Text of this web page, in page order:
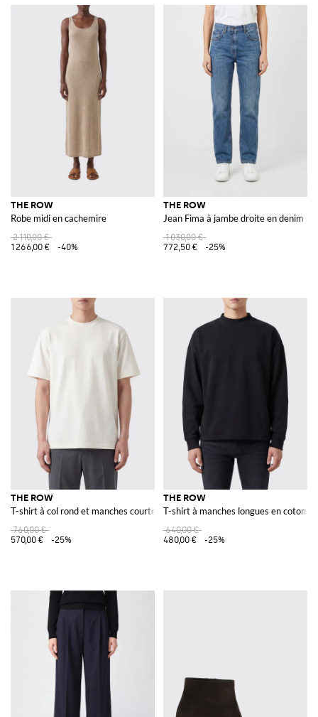
THE ROW
Robe midi en cachemire
2 110,00 €
1 266,00 €
-40%
THE ROW
Jean Fima à jambe droite en denim
1 030,00 €
772,50 €
-25%
THE ROW
T-shirt à col rond et manches courtes en 100% coton
760,00 €
570,00 €
-25%
THE ROW
T-shirt à manches longues en coton
640,00 €
480,00 €
-25%